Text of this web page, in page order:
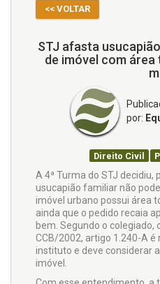
<< VOLTAR
STJ afasta
de imóvel com
por:
Direito Civil
A 4ª Turma do STJ decidiu,
usucapião familiar não
imóvel urbano possui área
ainda que o pedido recaia
bem. Segundo o colegiado,
CCB/2002, artigo 1.240-A é
instituto e deve considerar
imóvel.